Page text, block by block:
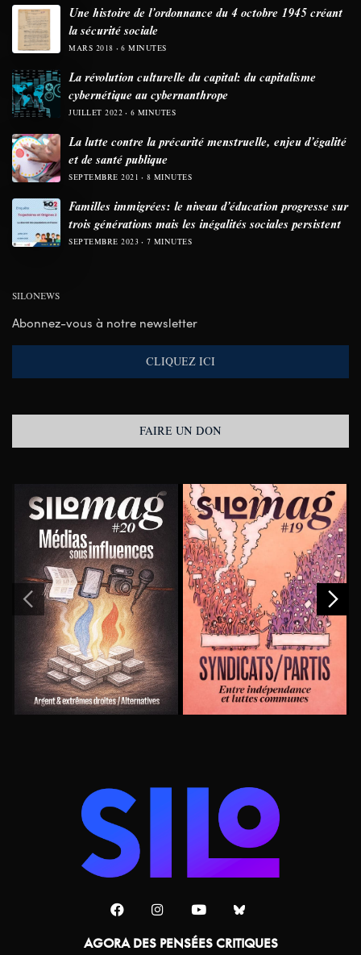
Une histoire de l’ordonnance du 4 octobre 1945 créant
la sécurité sociale
MARS 2018 6 MINUTES
La révolution culturelle du capital: du capitalisme
cybernétique au cybernanthrope
JUILLET 2022 6 MINUTES
La lutte contre la précarité menstruelle, enjeu d’égalité
et de santé publique
SEPTEMBRE 2021 8 MINUTES
Familles immigrées: le niveau d’éducation progresse sur
trois générations mais les inégalités sociales persistent
SEPTEMBRE 2023 7 MINUTES
SILONEWS
Abonnez-vous à notre newsletter
CLIQUEZ ICI
FAIRE UN DON
AGORA DES PENSÉES CRITIQUES